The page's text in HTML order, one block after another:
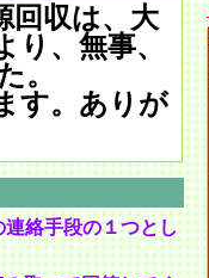
収は、大
、無事、
。
す。ありが
絡手段の１つとし